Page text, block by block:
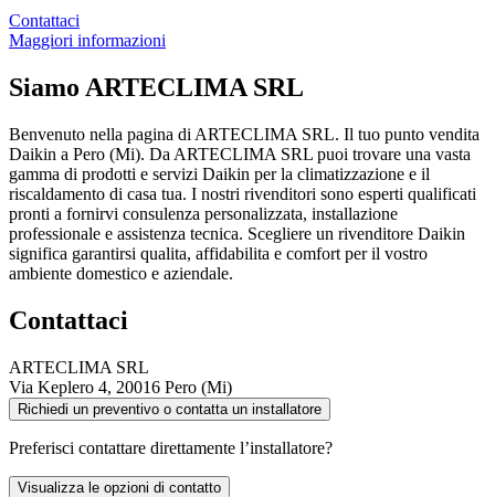
Contattaci
Maggiori informazioni
Siamo ARTECLIMA SRL
Benvenuto nella pagina di ARTECLIMA SRL. Il tuo punto vendita
Daikin a Pero (Mi). Da ARTECLIMA SRL puoi trovare una vasta
gamma di prodotti e servizi Daikin per la climatizzazione e il
riscaldamento di casa tua. I nostri rivenditori sono esperti qualificati
pronti a fornirvi consulenza personalizzata, installazione
professionale e assistenza tecnica. Scegliere un rivenditore Daikin
significa garantirsi qualita, affidabilita e comfort per il vostro
ambiente domestico e aziendale.
Contattaci
ARTECLIMA SRL
Via Keplero 4, 20016 Pero (Mi)
Richiedi un preventivo o contatta un installatore
Preferisci contattare direttamente l’installatore?
Visualizza le opzioni di contatto